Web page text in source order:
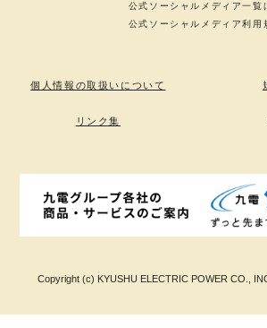
個人情報の取扱いについて
リンク集
Copyright (c) KYUSHU ELECTRIC POWER CO.,
公式ソーシャルメディア一覧
公式ソーシャルメディア利用